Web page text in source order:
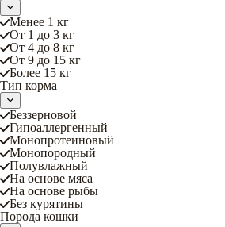
Менее 1 кг
От 1 до 3 кг
От 4 до 8 кг
От 9 до 15 кг
Более 15 кг
Тип корма
Беззерновой
Гипоаллергенный
Монопротеиновый
Монопородный
Полувлажный
На основе мяса
На основе рыбы
Без курятины
Порода кошки